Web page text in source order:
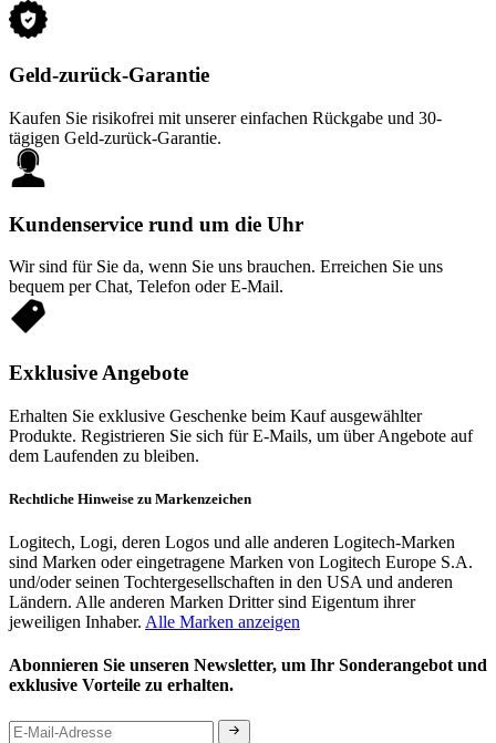
Geld-zurück-Garantie
Kaufen Sie risikofrei mit unserer einfachen Rückgabe und 30-
tägigen Geld-zurück-Garantie.
Kundenservice rund um die Uhr
Wir sind für Sie da, wenn Sie uns brauchen. Erreichen Sie uns
bequem per Chat, Telefon oder E-Mail.
Exklusive Angebote
Erhalten Sie exklusive Geschenke beim Kauf ausgewählter
Produkte. Registrieren Sie sich für E-Mails, um über Angebote auf
dem Laufenden zu bleiben.
Rechtliche Hinweise zu Markenzeichen
Logitech, Logi, deren Logos und alle anderen Logitech-Marken
sind Marken oder eingetragene Marken von Logitech Europe S.A.
und/oder seinen Tochtergesellschaften in den USA und anderen
Ländern. Alle anderen Marken Dritter sind Eigentum ihrer
jeweiligen Inhaber. Alle Marken anzeigen
Abonnieren Sie unseren Newsletter, um Ihr Sonderangebot und
exklusive Vorteile zu erhalten.